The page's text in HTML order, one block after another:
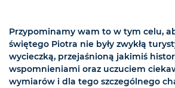
Przypominamy wam to w tym celu,
świętego Piotra nie były zwykłą
wycieczką, przejaśnioną jakimiś
wspomnieniami oraz uczuciem
wymiarów i dla tego szczególnego